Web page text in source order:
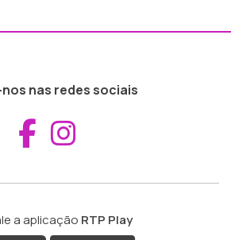
nas redes sociais
Aceder ao
a aplicação RTP Play